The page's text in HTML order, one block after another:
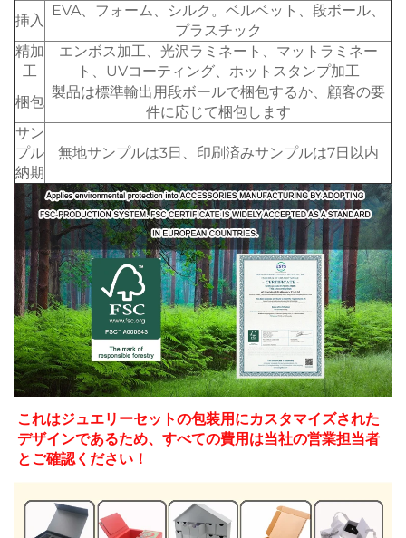
挿入
EVA、フォーム、シルク。ベルベット、段ボール、
プラスチック
精加
工
エンボス加工、光沢ラミネート、マットラミネー
ト、UVコーティング、ホットスタンプ加工
梱包
製品は標準輸出用段ボールで梱包するか、顧客の要
件に応じて梱包します
サン
プル
納期
無地サンプルは3日、印刷済みサンプルは7日以内
これはジュエリーセットの包装用にカスタマイズされた
デザインであるため、すべての費用は当社の営業担当者
とご確認ください！